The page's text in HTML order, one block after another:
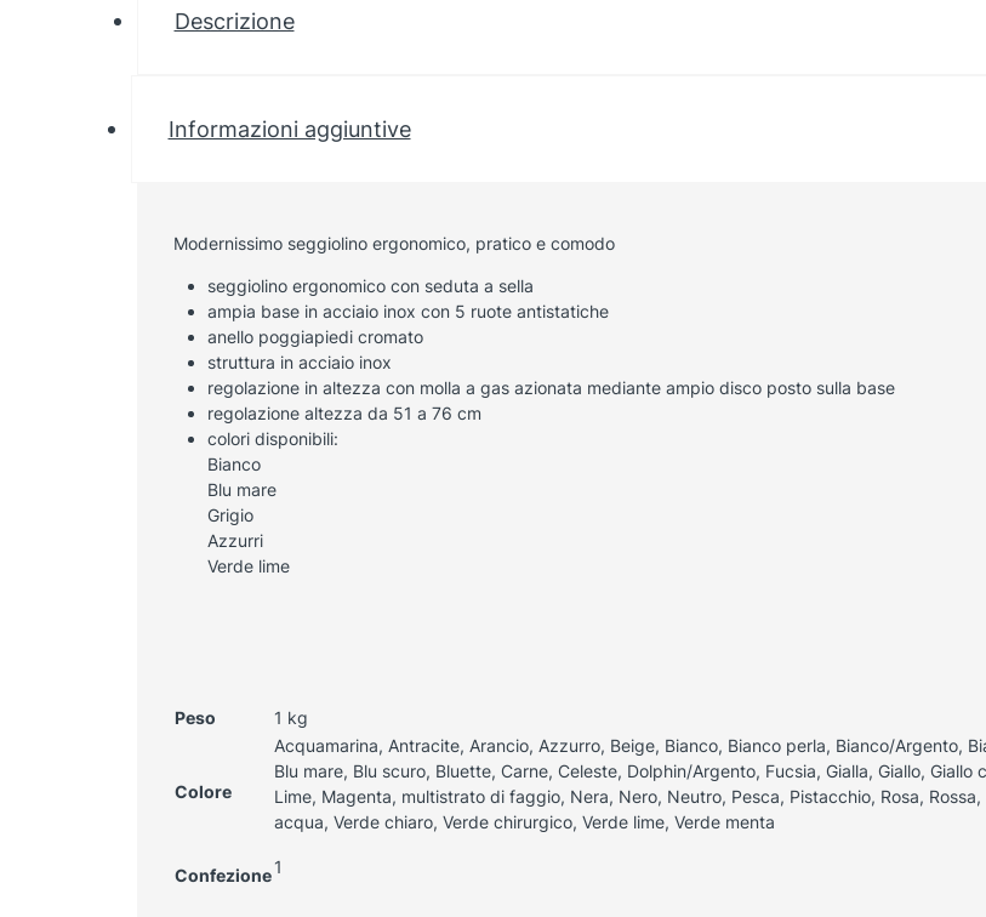
Descrizione
Informazioni aggiuntive
Modernissimo seggiolino ergonomico, pratico e comodo
seggiolino ergonomico con seduta a sella
ampia base in acciaio inox con 5 ruote antistatiche
anello poggiapiedi cromato
struttura in acciaio inox
regolazione in altezza con molla a gas azionata mediante ampio disco posto sulla base
regolazione altezza da 51 a 76 cm
colori disponibili:
Bianco
Blu mare
Grigio
Azzurri
Verde lime
Peso 1 kg
Colore
Acquamarina, Antracite, Arancio, Azzurro, Beige, Bianco, Bianco perla, Bianco/Argento,
Blu mare, Blu scuro, Bluette, Carne, Celeste, Dolphin/Argento, Fucsia, Gialla, Giallo,
Lime, Magenta, multistrato di faggio, Nera, Nero, Neutro, Pesca, Pistacchio, Rosa,
acqua, Verde chiaro, Verde chirurgico, Verde lime, Verde menta
Confezione 1